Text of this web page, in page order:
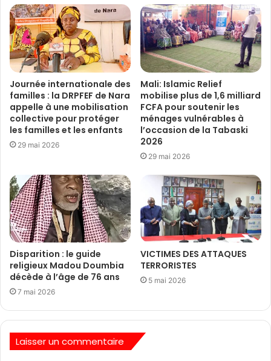
Journée internationale des
familles : la DRPFEF de Nara
appelle à une mobilisation
collective pour protéger
les familles et les enfants
29 mai 2026
Mali: Islamic Relief
mobilise plus de 1,6 milliard
FCFA pour soutenir les
ménages vulnérables à
l’occasion de la Tabaski
2026
29 mai 2026
Disparition : le guide
religieux Madou Doumbia
décède à l’âge de 76 ans
7 mai 2026
VICTIMES DES ATTAQUES
TERRORISTES
5 mai 2026
Laisser un commentaire